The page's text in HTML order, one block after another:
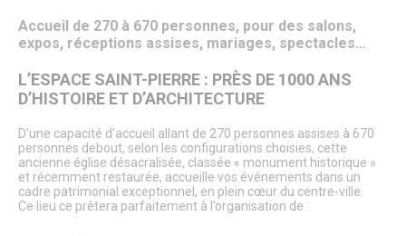
Vous êtes un nouvel habitant
Patrimoine & Histoire
Patrimoine architectural
Pays d’Art & d’Histoire
Les journées Européennes du Patrimoine
Le Sentier des Faubourgs de Senlis
Senlis, ville de Cinéma – Infos pratiques
Fonds de dotation
Senlis, ville connectée
Senlis sur internet et sur les réseaux sociaux
Application officielle de la ville
Accueil de 270 à 670 personnes, pour des salons,
expos, réceptions assises, mariages, spectacles…
L’ESPACE SAINT-PIERRE : PRÈS DE 1000 ANS
D’HISTOIRE ET D’ARCHITECTURE
D’une capacité d’accueil allant de 270 personnes assises à 670
personnes debout, selon les configurations choisies, cette
ancienne église désacralisée, classée « monument historique »
et récemment restaurée, accueille vos événements dans un
cadre patrimonial exceptionnel, en plein cœur du centre-ville.
Ce lieu ce prêtera parfaitement à l’organisation de :